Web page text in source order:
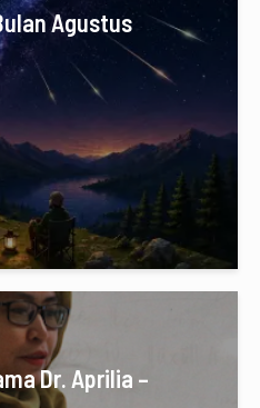
Agustus
Dr. Aprilia –